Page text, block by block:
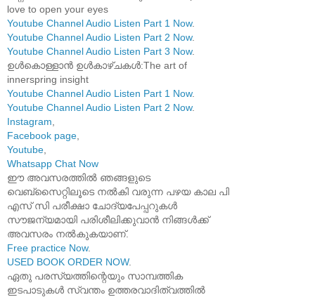
love to open your eyes
Youtube Channel Audio Listen Part 1 Now.
Youtube Channel Audio Listen Part 2 Now.
Youtube Channel Audio Listen Part 3 Now.
ഉൾകൊള്ളാൻ ഉൾകാഴ്ചകൾ:The art of
innerspring insight
Youtube Channel Audio Listen Part 1 Now.
Youtube Channel Audio Listen Part 2 Now.
Instagram,
Facebook page,
Youtube,
Whatsapp Chat Now
ഈ അവസരത്തിൽ ഞങ്ങളുടെ
വെബ്സൈറ്റിലൂടെ നൽകി വരുന്ന പഴയ കാല പി
എസ് സി പരീക്ഷാ ചോദ്യപേപ്പറുകൾ
സൗജന്യമായി പരിശീലിക്കുവാൻ നിങ്ങൾക്ക്
അവസരം നൽകുകയാണ്.
Free practice Now.
USED BOOK ORDER NOW.
ഏതു പരസ്യത്തിന്റെയും സാമ്പത്തിക
ഇടപാടുകൾ സ്വന്തം ഉത്തരവാദിത്വത്തിൽ